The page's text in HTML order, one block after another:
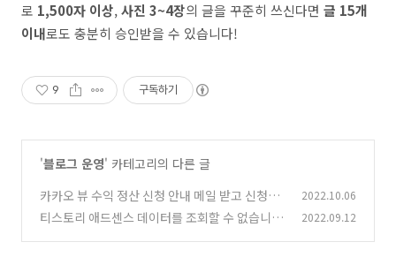
로 1,500자 이상,사진 3~4장의 글을 꾸준히 쓰신다면 글 15개
이내로도 충분히 승인받을 수 있습니다!
9 구독하기
'블로그 운영' 카테고리의 다른 글
카카오 뷰 수익 정산 신청 안내 메일 받고 신청하
기
(14)
2022.10.06
티스토리 애드센스 데이터를 조회할 수 없습니다
2022.09.12